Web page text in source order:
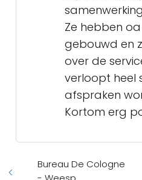
Ze hebben
gebouwd en
over de
verloopt heel
afspraken
Kortom erg
Bureau De Cologne